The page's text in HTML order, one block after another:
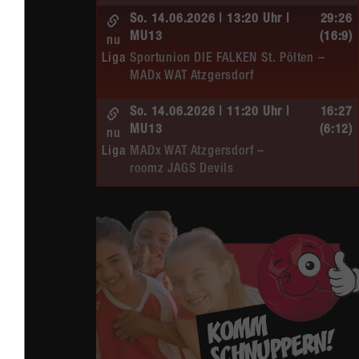
So. 14.06.2026 | 13:20 Uhr |
MU13
Sportunion DIE FALKEN St. Pölten –
MADx WAT Atzgersdorf
nu
Liga
29:26
(16:9)
So. 14.06.2026 | 11:20 Uhr |
MU13
MADx WAT Atzgersdorf –
roomz JAGS Devils
nu
Liga
16:27
(6:12)
ÖMS WU12 HF
SC HIT/UHC Absam –
MADx WAT Atzgersdorf
Liga
Sa. 13.06.2026 | 19:05 Uhr |
WU12
MADx WAT Atzgersdorf –
HIB Handball Graz
nu
30:19
(16:7)